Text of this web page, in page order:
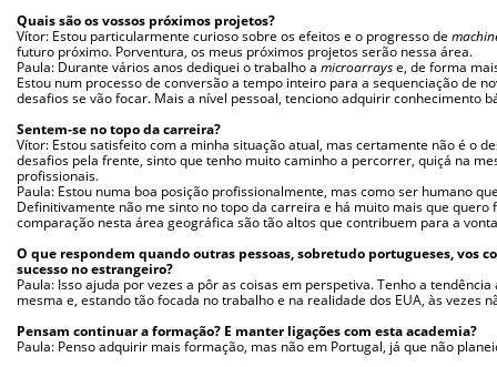
Quais são os vossos próximos projetos?
Vítor: Estou particularmente curioso sobre os efeitos e o progresso de
futuro próximo. Porventura, os meus próximos projetos serão nessa área.
Paula: Durante vários anos dediquei o trabalho a microarrayse, de forma
Estou num processo de conversão a tempo inteiro para a sequenciação de
desafios se vão focar. Mais a nível pessoal, tenciono adquirir conhecimento
Sentem-se no topo da carreira?
Vítor: Estou satisfeito com a minha situação atual, mas certamente não é o
desafios pela frente, sinto que tenho muito caminho a percorrer, quiçá na
profissionais.
Paula: Estou numa boa posição profissionalmente, mas como ser humano
Definitivamente não me sinto no topo da carreira e há muito mais que quero
comparação nesta área geográfica são tão altos que contribuem para a
O que respondem quando outras pessoas, sobretudo portugueses, vos
sucesso no estrangeiro?
Paula: Isso ajuda por vezes a pôr as coisas em perspetiva. Tenho a
mesma e, estando tão focada no trabalho e na realidade dos EUA, às vezes
Pensam continuar a formação? E manter ligações com esta academia?
Paula: Penso adquirir mais formação, mas não em Portugal, já que não